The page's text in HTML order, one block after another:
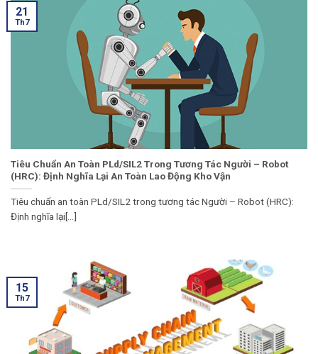
Tiêu Chuẩn An Toàn PLd/SIL2 Trong Tương Tác Người – Robot
(HRC): Định Nghĩa Lại An Toàn Lao Động Kho Vận
Tiêu chuẩn an toàn PLd/SIL2 trong tương tác Người – Robot (HRC):
Định nghĩa lại[...]
21
Th7
15
Th7